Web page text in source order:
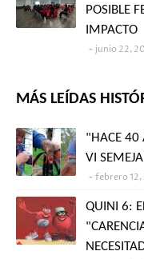
POSIBLE
IMPACTO
junio 22,
MÁS LEÍDAS
"HACE 40
VI
febrero 12,
QUINI 6: